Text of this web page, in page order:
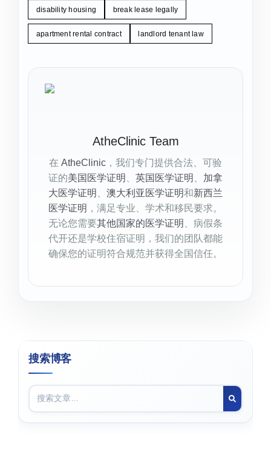
disability housing break lease legally
apartment rental contract landlord tenant law
AtheClinic Team
在 AtheClinic ，我们专门提供合法、可验
证的美国医学证明 英国医学证明
加拿
大医学证明
澳大利亚医学证明和新西兰
医学证明 ，满足专业、学术和移民要求。
无论您需要其他国家的医学证明
、病假条
代开还是学校住宿证明，我们的团队都能
确保您的证明符合规范并获得全国信任。
搜索博客